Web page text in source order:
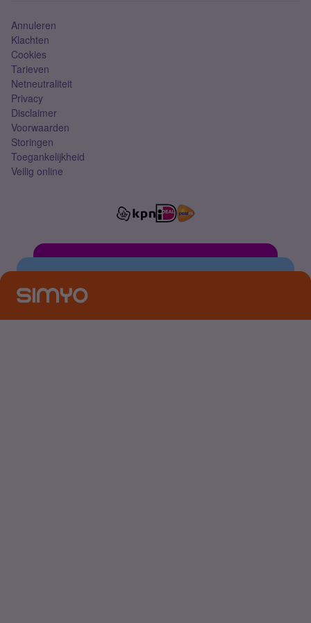
Annuleren
Klachten
Cookies
Tarieven
Netneutraliteit
Privacy
Disclaimer
Voorwaarden
Storingen
Toegankelijkheid
Veilig online